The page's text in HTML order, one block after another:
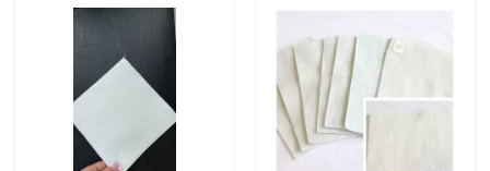
회사 소개
제품 소개